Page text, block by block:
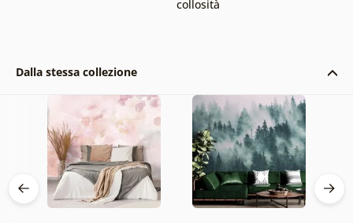
collosità
Dalla stessa collezione